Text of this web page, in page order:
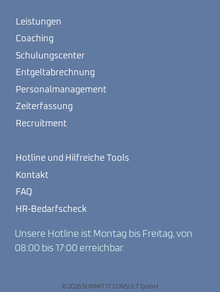
Leistungen
Coaching
Schulungscenter
Entgeltabrechnung
Personalmanagement
Zeiterfassung
Recruitment
Hotline und Hilfreiche Tools
Kontakt
FAQ
HR-Bedarfscheck
Unsere Hotline ist Montag bis Freitag, von
08:00 bis 17:00 erreichbar.
© 2026 SUMMIT IT CONSULT GmbH